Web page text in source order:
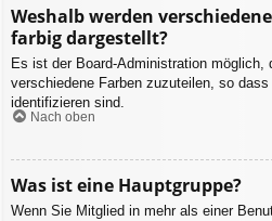
Weshalb werden
farbig dargestellt?
Es ist der Board-Administration möglich,
verschiedene Farben zuzuteilen, so
identifizieren sind.
Nach oben
Was ist eine Hauptgruppe?
Wenn Sie Mitglied in mehr als einer